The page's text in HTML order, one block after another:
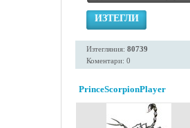
ИЗТЕГЛИ
Изтегляния: 80739
Коментари: 0
PrinceScorpionPlayer